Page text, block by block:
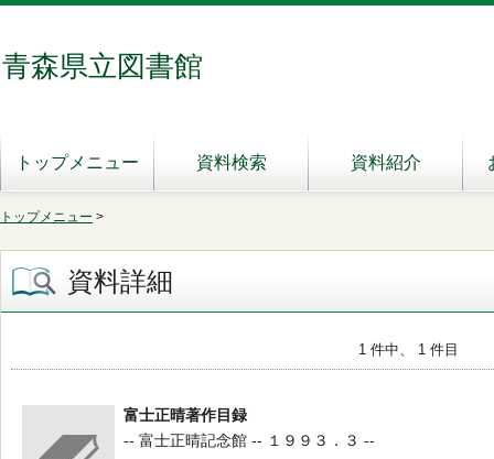
青森県立図書館
トップメニュー 資料検索 資料紹介
トップメニュー >
資料詳細
1 件中、 1 件目
富士正晴著作目録
-- 富士正晴記念館 -- １９９３．３ --